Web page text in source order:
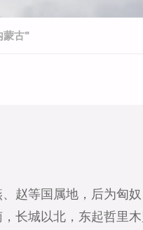
蒙古"
赵等国属地，后为匈
长城以北，东起哲里